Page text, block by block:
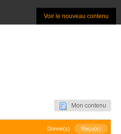
Voir le nouveau contenu
Mon contenu
Donné(s) Reçu(s)